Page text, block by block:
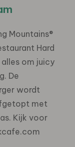
Mountains®
Hard
om juicy
De
wordt
met
Kijk voor